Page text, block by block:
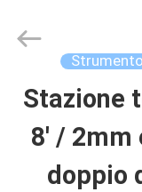
CASA
PRODOTTI
Survey
RightsStazione
8' / 2mm
doppio